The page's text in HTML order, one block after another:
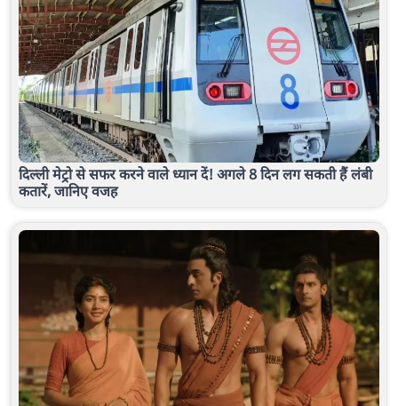
दिल्ली मेट्रो से सफर करने वाले ध्यान दें! अगले 8 दिन लग सकती हैं लंबी
कतारें, जानिए वजह